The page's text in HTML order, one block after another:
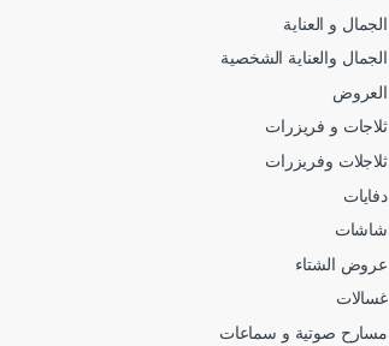
الجمال و العناية
الجمال والعناية الشخصية
العروض
ثلاجات و فريزرات
ثلاجلات وفريزرات
دفايات
شاشات
عروض الشتاء
غسالات
مسارح صوتية و سماعات